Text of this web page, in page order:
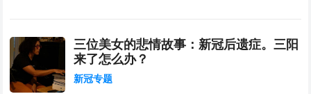
三位美女的悲情故事：新冠后遗症。三阳
来了怎么办？
新冠专题